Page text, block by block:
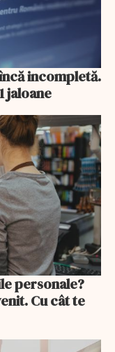
incompletă.
jaloane
personale?
Cu cât te